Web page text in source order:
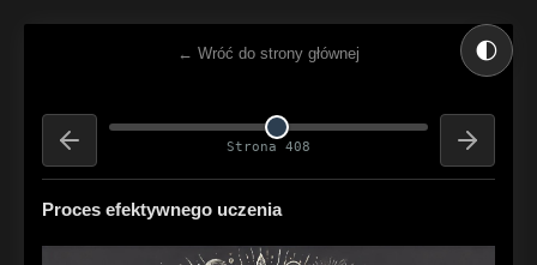
🌓
← Wróć do strony głównej
Strona 408
Proces efektywnego uczenia